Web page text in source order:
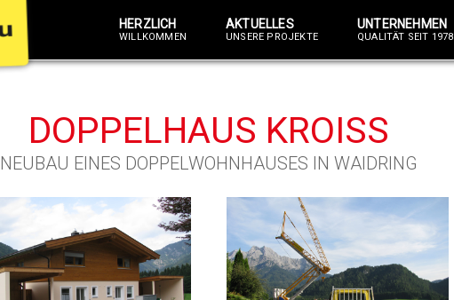
HERZLICH
WILLKOMMEN
AKTUELLES
UNSERE PROJEKTE
UNTERNEHMEN
QUALITÄT SEIT 1978
DOPPELHAUS KROISS
NEUBAU EINES DOPPELWOHNHAUSES IN WAIDRING